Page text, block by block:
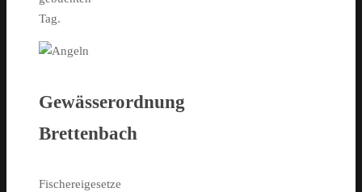
Tag.
Gewässerordnung
Brettenbach
Fischereigesetze